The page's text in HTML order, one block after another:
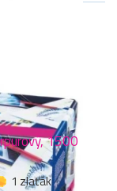
1500
1 zlaťák